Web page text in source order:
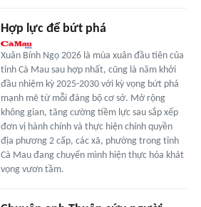
Hợp lực để bứt phá
Xuân Bính Ngọ 2026 là mùa xuân đầu tiên của
tỉnh Cà Mau sau hợp nhất, cũng là năm khởi
đầu nhiệm kỳ 2025-2030 với kỳ vọng bứt phá
mạnh mẽ từ mỗi đảng bộ cơ sở. Mở rộng
không gian, tăng cường tiềm lực sau sắp xếp
đơn vị hành chính và thực hiện chính quyền
địa phương 2 cấp, các xã, phường trong tỉnh
Cà Mau đang chuyển mình hiện thực hóa khát
vọng vươn tầm.